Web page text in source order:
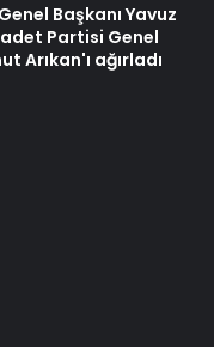
Başkanı Yavuz
Partisi Genel
Arıkan'ı ağırladı